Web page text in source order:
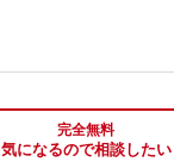
完全無料
気になるので相談したい